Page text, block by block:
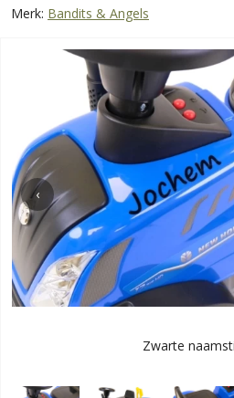
Merk: Bandits & Angels
‹
Zwarte